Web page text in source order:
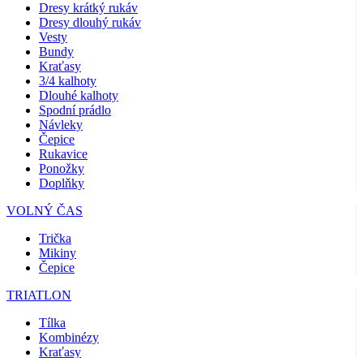
Dresy krátký rukáv
Dresy dlouhý rukáv
Vesty
Bundy
Kraťasy
3/4 kalhoty
Dlouhé kalhoty
Spodní prádlo
Návleky
Čepice
Rukavice
Ponožky
Doplňky
VOLNÝ ČAS
Trička
Mikiny
Čepice
TRIATLON
Tílka
Kombinézy
Kraťasy